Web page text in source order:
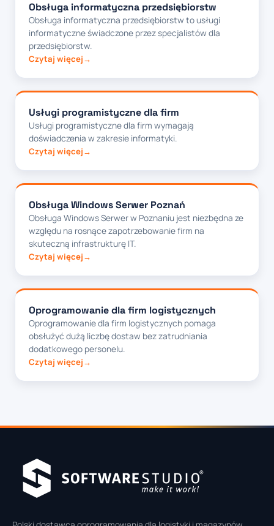
Obsługa informatyczna przedsiębiorstw
Obsługa informatyczna przedsiębiorstw to usługi
informatyczne świadczone przez specjalistów dla
przedsiębiorstw.
Czytaj więcej
Usługi programistyczne dla firm
Usługi programistyczne dla firm wymagają
doświadczenia w zakresie informatyki.
Czytaj więcej
Obsługa Windows Serwer Poznań
Obsługa Windows Serwer w Poznaniu jest niezbędna ze
względu na rosnące zapotrzebowanie firm na
skuteczną infrastrukturę IT.
Czytaj więcej
Oprogramowanie dla firm logistycznych
Oprogramowanie dla firm logistycznych pomaga
obsłużyć dużą liczbę dostaw bez zatrudniania
dodatkowego personelu.
Czytaj więcej